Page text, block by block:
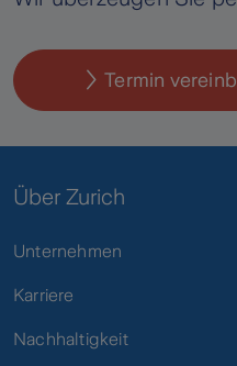
Termin
Über Zurich
Unternehmen
Karriere
Nachhaltigkeit